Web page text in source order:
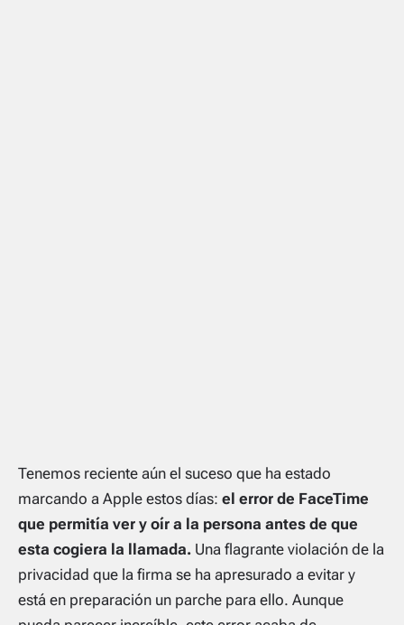
Tenemos reciente aún el suceso que ha estado
marcando a Apple estos días: el error de FaceTime
que permitía ver y oír a la persona antes de que
esta cogiera la llamada. Una flagrante violación de la
privacidad que la firma se ha apresurado a evitar y
está en preparación un parche para ello. Aunque